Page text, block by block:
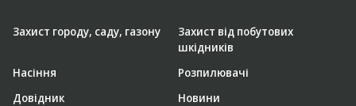
Захист городу, саду, газону
Захист від побутових
шкідників
Насіння
Розпилювачі
Довідник
Новини